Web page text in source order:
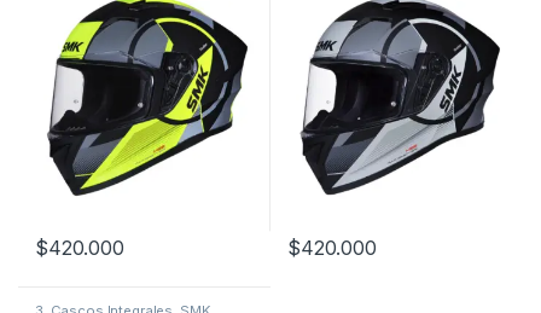
$420.000
Este producto tiene múltiples variantes. Las opciones se
$420.000
Este producto tiene múltiples